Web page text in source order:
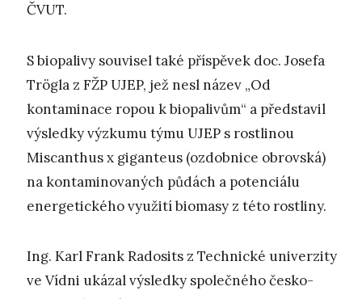
ČVUT.
S biopalivy souvisel také příspěvek doc. Josefa
Trögla z FŽP UJEP, jež nesl název „Od
kontaminace ropou k biopalivům“ a představil
výsledky výzkumu týmu UJEP s rostlinou
Miscanthus x giganteus (ozdobnice obrovská)
na kontaminovaných půdách a potenciálu
energetického využití biomasy z této rostliny.
Ing. Karl Frank Radosits z Technické univerzity
ve Vídni ukázal výsledky společného česko-